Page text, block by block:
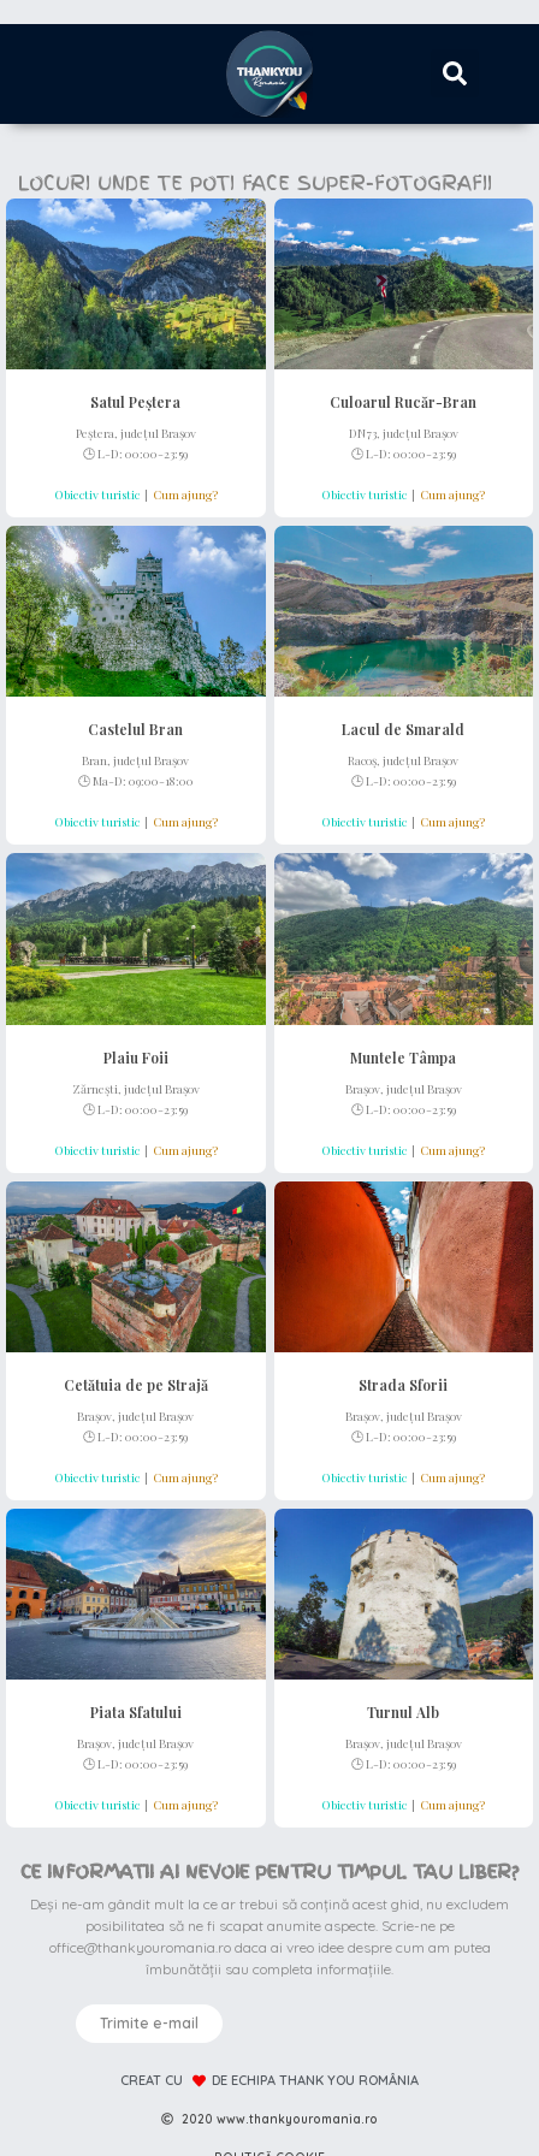
LOCURI UNDE TE POTI FACE SUPER-FOTOGRAFII
Satul Peștera
Peștera, județul Brașov
🕒 L-D: 00:00-23:59
Obiectiv turistic | Cum ajung?
Culoarul Rucăr-Bran
DN73, județul Brașov
🕒 L-D: 00:00-23:59
Obiectiv turistic | Cum ajung?
Castelul Bran
Bran, județul Brașov
🕒 Ma-D: 09:00-18:00
Obiectiv turistic | Cum ajung?
Lacul de Smarald
Racoș, județul Brașov
🕒 L-D: 00:00-23:59
Obiectiv turistic | Cum ajung?
Plaiu Foii
Zărnești, județul Brașov
🕒 L-D: 00:00-23:59
Obiectiv turistic | Cum ajung?
Muntele Tâmpa
Brașov, județul Brașov
🕒 L-D: 00:00-23:59
Obiectiv turistic | Cum ajung?
Cetătuia de pe Strajă
Brașov, județul Brașov
🕒 L-D: 00:00-23:59
Obiectiv turistic | Cum ajung?
Strada Sforii
Brașov, județul Brașov
🕒 L-D: 00:00-23:59
Obiectiv turistic | Cum ajung?
Piata Sfatului
Brașov, județul Brașov
🕒 L-D: 00:00-23:59
Obiectiv turistic | Cum ajung?
Turnul Alb
Brașov, județul Brașov
🕒 L-D: 00:00-23:59
Obiectiv turistic | Cum ajung?
CE INFORMATII AI NEVOIE PENTRU TIMPUL TAU LIBER?
Deși ne-am gândit mult la ce ar trebui să conțină acest ghid, nu excludem
posibilitatea să ne fi scapat anumite aspecte. Scrie-ne pe
office@thankyouromania.ro daca ai vreo idee despre cum am putea
îmbunătății sau completa informațiile.
Trimite e-mail
CREAT CU DE ECHIPA THANK YOU ROMÂNIA
2020 www.thankyouromania.ro